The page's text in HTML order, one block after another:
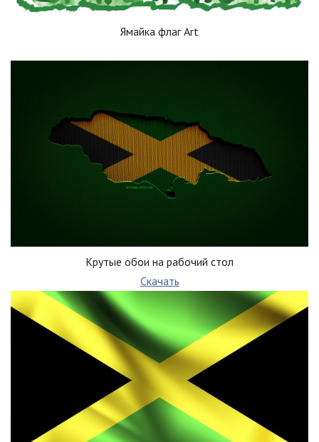
Ямайка флаг Art
Крутые обои на рабочий стол
Скачать